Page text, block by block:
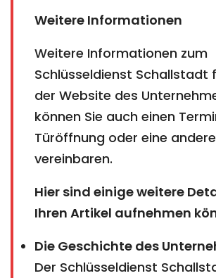
Weitere Informationen
Weitere Informationen zum
Schlüsseldienst Schallstadt
der Website des
können Sie auch einen
Türöffnung oder eine
vereinbaren.
Hier sind einige weitere
Ihren Artikel aufnehmen
Die Geschichte des
Der Schlüsseldienst